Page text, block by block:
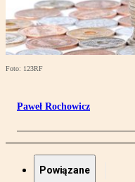
Foto: 123RF
Paweł Rochowicz
Powiązane